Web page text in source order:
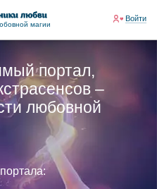
магии
Войти
портал,
–
любовной